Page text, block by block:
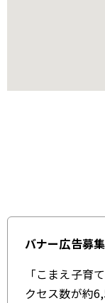
バナー広告募
「こまえ子育
クセス数が約